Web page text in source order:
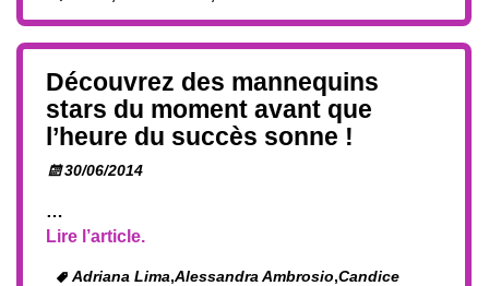
Découvrez des mannequins
stars du moment avant que
l’heure du succès sonne !
30/06/2014
…
Lire l’article.
Adriana Lima,Alessandra Ambrosio,Candice